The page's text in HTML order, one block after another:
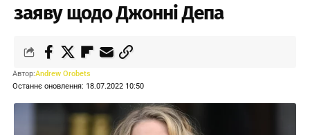
заяву щодо Джонні Депа
Останнє оновлення: 18.07.2022 10:50
Автор:Andrew Orobets